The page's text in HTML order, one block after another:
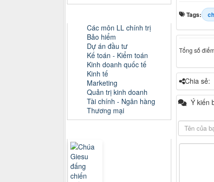
Tags:
Tổng số
Chia sẻ:
Ý kiến
Các môn LL chính trị
Bảo hiểm
Dự án đầu tư
Kế toán - Kiểm toán
Kinh doanh quốc tế
Kinh tế
Marketing
Quản trị kinh doanh
Tài chính - Ngân hàng
Thương mại